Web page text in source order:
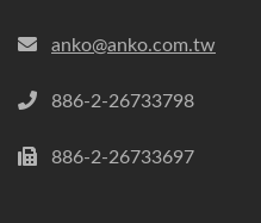
anko@anko.com.tw
886-2-26733798
886-2-26733697